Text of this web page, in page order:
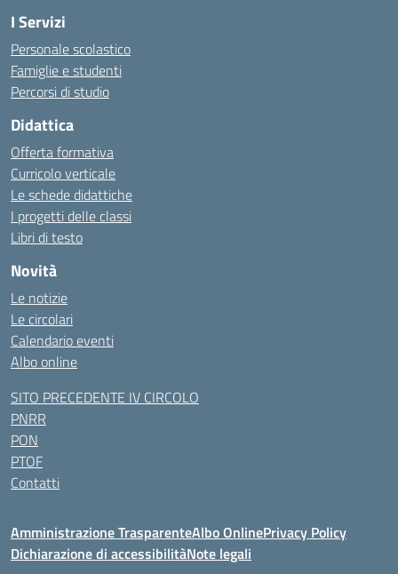
I Servizi
Personale scolastico
Famiglie e studenti
Percorsi di studio
Didattica
Offerta formativa
Curricolo verticale
Le schede didattiche
I progetti delle classi
Libri di testo
Novità
Le notizie
Le circolari
Calendario eventi
Albo online
SITO PRECEDENTE IV CIRCOLO
PNRR
PON
PTOF
Contatti
Amministrazione TrasparenteAlbo OnlinePrivacy Policy
Dichiarazione di accessibilitàNote legali